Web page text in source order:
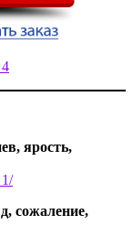
ярость,
сожаление,